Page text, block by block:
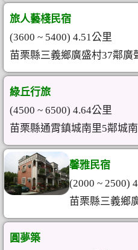
旅人藝棧民宿
(3600 ~ 5400) 4.51公里
苗栗縣三義鄉廣盛村37鄰廣
綠丘行旅
(4500 ~ 6500) 4.64公里
苗栗縣通霄鎮城南里5鄰城
馨雅民宿
(2000 ~ 2500)
苗栗縣三義鄉
圓夢築